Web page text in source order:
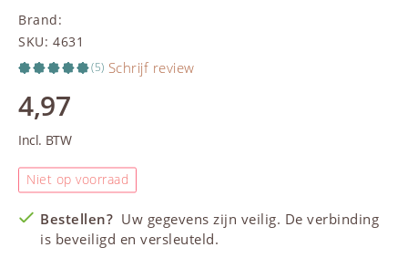
Brand:
SKU: 4631
(5) Schrijf review
4,97
Incl. BTW
Niet op voorraad
Bestellen? Uw gegevens zijn veilig. De verbinding
is beveiligd en versleuteld.